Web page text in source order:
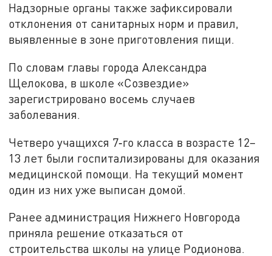
Надзорные органы также зафиксировали
отклонения от санитарных норм и правил,
выявленные в зоне приготовления пищи.
По словам главы города Александра
Щелокова, в школе «Созвездие»
зарегистрировано восемь случаев
заболевания.
Четверо учащихся 7‑го класса в возрасте 12–
13 лет были госпитализированы для оказания
медицинской помощи. На текущий момент
один из них уже выписан домой.
Ранее администрация Нижнего Новгорода
приняла решение отказаться от
строительства школы на улице Родионова.